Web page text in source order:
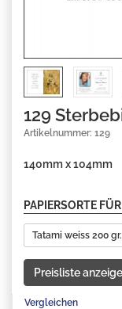
129
Artikelnummer: 129
140mm x 104mm
PAPIERSORTE
Tatami weiss 200 gr.
Preisliste
Vergleichen